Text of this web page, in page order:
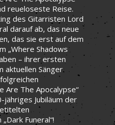
reueloseste Reise.
des Gitarristen Lord
darauf ab, das neue
das sie erst auf dem
„Where Shadows
– ihrer ersten
aktuellen Sänger
Are The Apocalypse“
Jubiläum der
Funeral“!